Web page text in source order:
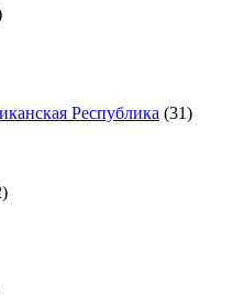
Республика (31)